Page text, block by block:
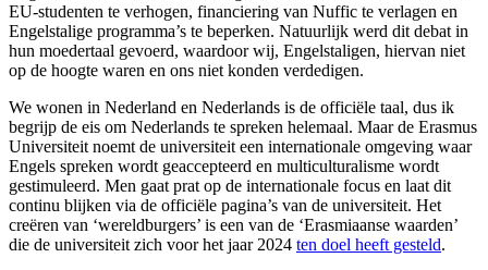
EU-studenten te verhogen, financiering van Nuffic te verlagen en
Engelstalige programma’s te beperken. Natuurlijk werd dit debat in
hun moedertaal gevoerd, waardoor wij, Engelstaligen, hiervan niet
op de hoogte waren en ons niet konden verdedigen.
We wonen in Nederland en Nederlands is de officiële taal, dus ik
begrijp de eis om Nederlands te spreken helemaal. Maar de Erasmus
Universiteit noemt de universiteit een internationale omgeving waar
Engels spreken wordt geaccepteerd en multiculturalisme wordt
gestimuleerd. Men gaat prat op de internationale focus en laat dit
continu blijken via de officiële pagina’s van de universiteit. Het
creëren van ‘wereldburgers’ is een van de ‘Erasmiaanse waarden’
die de universiteit zich voor het jaar 2024 ten doel heeft gesteld.